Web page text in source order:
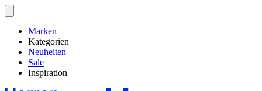
Marken
Kategorien
Neuheiten
Sale
Inspiration